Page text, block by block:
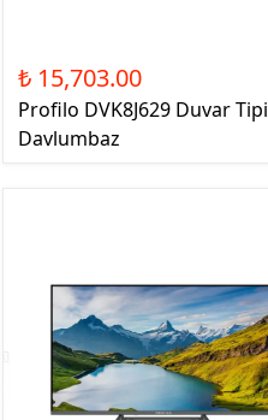
₺ 15,703.00
Profilo DVK8J629 Duvar Tipi
Davlumbaz